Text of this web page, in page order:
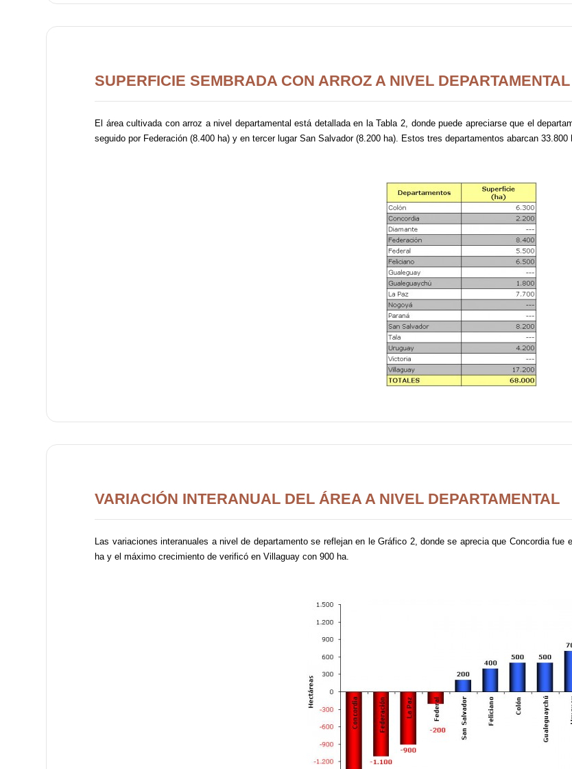
SUPERFICIE SEMBRADA CON ARROZ A NIVEL DEPARTAMENTAL
El área cultivada con arroz a nivel departamental está detallada en la Tabla 2, donde puede apreciarse que el
seguido por Federación (8.400 ha) y en tercer lugar San Salvador (8.200 ha). Estos tres departamentos abarcan
VARIACIÓN INTERANUAL DEL ÁREA A NIVEL DEPARTAMENTAL
Las variaciones interanuales a nivel de departamento se reflejan en le Gráfico 2, donde se aprecia que Concordia
ha y el máximo crecimiento de verificó en Villaguay con 900 ha.